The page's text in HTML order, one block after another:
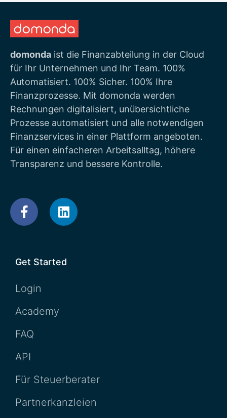
domonda ist die Finanzabteilung in der Cloud
für Ihr Unternehmen und Ihr Team. 100%
Automatisiert. 100% Sicher. 100% Ihre
Finanzprozesse. Mit domonda werden
Rechnungen digitalisiert, unübersichtliche
Prozesse automatisiert und alle notwendigen
Finanzservices in einer Plattform angeboten.
Für einen einfacheren Arbeitsalltag, höhere
Transparenz und bessere Kontrolle.
Get Started
Login
Academy
FAQ
API
Für Steuerberater
Partnerkanzleien